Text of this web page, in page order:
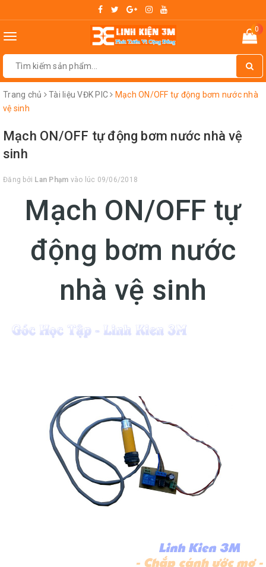
Toggle
0
Trang chủ Tài liệu VĐK PIC
Mạch ON/OFF tự động bơm nước nhà
vệ sinh
Mạch ON/OFF tự động bơm nước nhà vệ
sinh
Đăng bởi Lan Phạm vào lúc 09/06/2018
Mạch ON/OFF tự
động bơm nước
nhà vệ sinh